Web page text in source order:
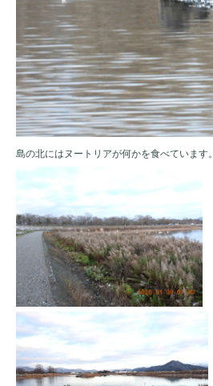
島の北にはヌートリアが何かを食べています。